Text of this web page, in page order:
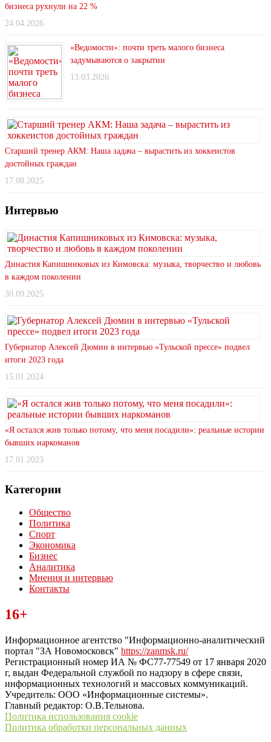
бизнеса рухнули на 22 %
24.04.2026
«Ведомости»: почти треть малого бизнеса
задумываются о закрытии
13.03.2026
Старший тренер АКМ: Наша задача – вырастить из хоккеистов
достойных граждан
17.08.2025
Интервью
Династия Капишниковых из Кимовска: музыка, творчество и любовь
в каждом поколении
30.09.2025
Губернатор Алексей Дюмин в интервью «Тульской прессе» подвел
итоги 2023 года
15.01.2024
«Я остался жив только потому, что меня посадили»: реальные истории
бывших наркоманов
17.01.2023
Категории
Общество
Политика
Спорт
Экономика
Бизнес
Аналитика
Мнения и интервью
Контакты
Читайте последние новости дня в Тульской области на сайте
“ЗаНовомосковск”
16+
Информационное агентство "Информационно-аналитический
портал "ЗА Новомосковск" https://zanmsk.ru/
Регистрационный номер ИА № ФС77-77549 от 17 января 2020
г, выдан Федеральной службой по надзору в сфере связи,
информационных технологий и массовых коммуникаций.
Учредитель: ООО «Информационные системы».
Главный редактор: О.В.Тельнова.
Политика использования cookie
Политика обработки персональных данных